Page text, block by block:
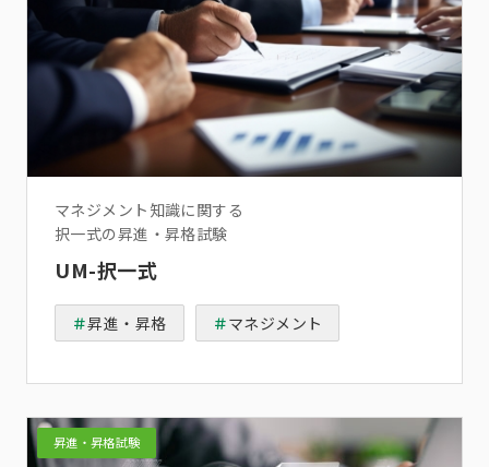
マネジメント知識に関する
択一式の昇進・昇格試験
UM-択一式
昇進・昇格 マネジメント
昇進・昇格試験